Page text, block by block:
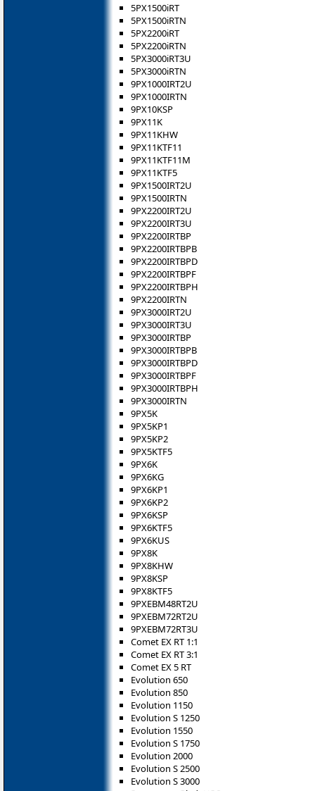
5PX1500iRT
5PX1500iRTN
5PX2200iRT
5PX2200iRTN
5PX3000iRT3U
5PX3000iRTN
9PX1000IRT2U
9PX1000IRTN
9PX10KSP
9PX11K
9PX11KHW
9PX11KTF11
9PX11KTF11M
9PX11KTF5
9PX1500IRT2U
9PX1500IRTN
9PX2200IRT2U
9PX2200IRT3U
9PX2200IRTBP
9PX2200IRTBPB
9PX2200IRTBPD
9PX2200IRTBPF
9PX2200IRTBPH
9PX2200IRTN
9PX3000IRT2U
9PX3000IRT3U
9PX3000IRTBP
9PX3000IRTBPB
9PX3000IRTBPD
9PX3000IRTBPF
9PX3000IRTBPH
9PX3000IRTN
9PX5K
9PX5KP1
9PX5KP2
9PX5KTF5
9PX6K
9PX6KG
9PX6KP1
9PX6KP2
9PX6KSP
9PX6KTF5
9PX6KUS
9PX8K
9PX8KHW
9PX8KSP
9PX8KTF5
9PXEBM48RT2U
9PXEBM72RT2U
9PXEBM72RT3U
Comet EX RT 1:1
Comet EX RT 3:1
Comet EX 5 RT
Evolution 650
Evolution 850
Evolution 1150
Evolution S 1250
Evolution 1550
Evolution S 1750
Evolution 2000
Evolution S 2500
Evolution S 3000